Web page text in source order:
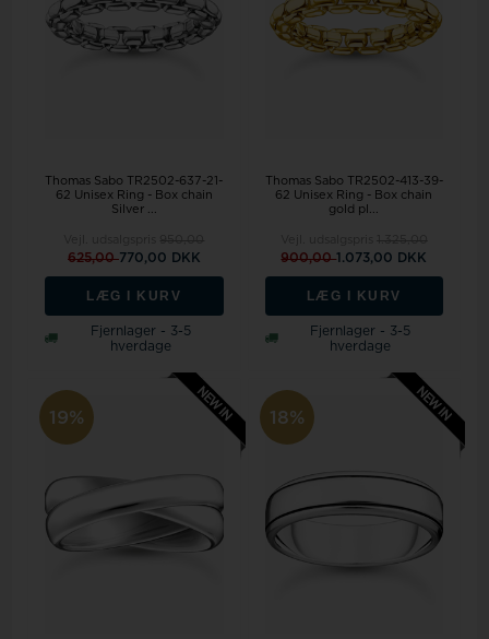
Thomas Sabo TR2502-637-21-
62 Unisex Ring - Box chain
Silver ...
625,00770,00 DKK
LÆG I KURV
Fjernlager - 3-5
hverdage
Thomas Sabo TR2502-413-39-
62 Unisex Ring - Box chain
gold pl...
900,001.073,00 DKK
LÆG I KURV
Fjernlager - 3-5
hverdage
19% 18%